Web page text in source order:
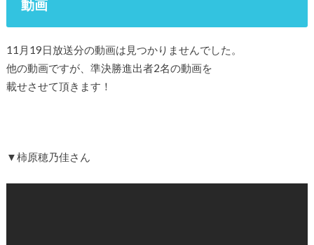
動画
11月19日放送分の動画は見つかりませんでした。
他の動画ですが、準決勝進出者2名の動画を
載せさせて頂きます！
▼柿原穂乃佳さん